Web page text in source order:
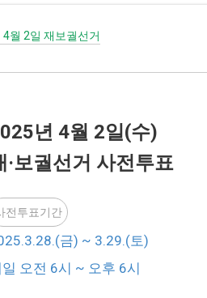
월 2일 재보궐선거
년 4월 2일(수)
·보궐선거 사전투표
전투표기간
금) ~ 3.29.(토)
오전 6시 ~ 오후 6시